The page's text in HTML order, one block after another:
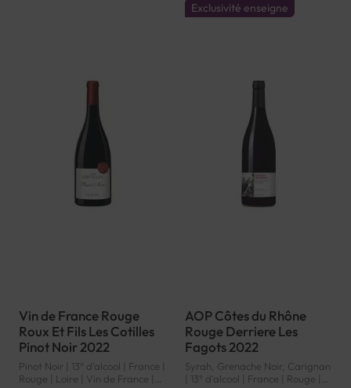
Vin de France Rouge
Roux Et Fils Les Cotilles
Pinot Noir 2022
Pinot Noir | 13° d'alcool | France |
Rouge | Loire | Vin de France |
Exclusivité enseigne
AOP Côtes du Rhône
Rouge Derriere Les
Fagots 2022
Syrah, Grenache Noir, Carignan
| 13° d'alcool | France | Rouge |